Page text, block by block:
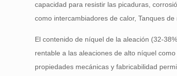
capacidad para resistir las picaduras,
como intercambiadores de calor, Tanques
El contenido de níquel de la aleación (32-
rentable a las aleaciones de alto níquel
propiedades mecánicas y fabricabilidad